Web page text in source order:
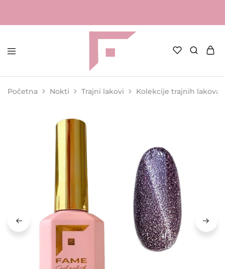
FAME
Profesionalna
za
kozmetičke
Početna Nokti Trajni lakovi Kolekcije trajnih lakova